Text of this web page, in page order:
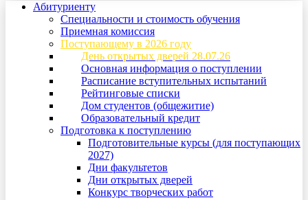
Абитуриенту
Специальности и стоимость обучения
Приемная комиссия
Поступающему в 2026 году
День открытых дверей 28.07.26
Основная информация о поступлении
Расписание вступительных испытаний
Рейтинговые списки
Дом студентов (общежитие)
Образовательный кредит
Подготовка к поступлению
Подготовительные курсы (для поступающих
2027)
Дни факультетов
Дни открытых дверей
Конкурс творческих работ